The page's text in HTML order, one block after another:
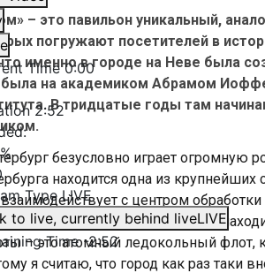
Time0:00
2:52
:
TypeLIVE
to live, currently behind liveLIVE
Time-2:52
– это павильон уникальный,
погружают посетителей в
именно в городе на Неве была
была на академиком Абрамом
В тридцатые годы там
безусловно играет огромную
находится одна из крупнейших
с центром
В Санкт-Петербурге
– это атомный ледокольный флот,
я считаю, что город как раз таки